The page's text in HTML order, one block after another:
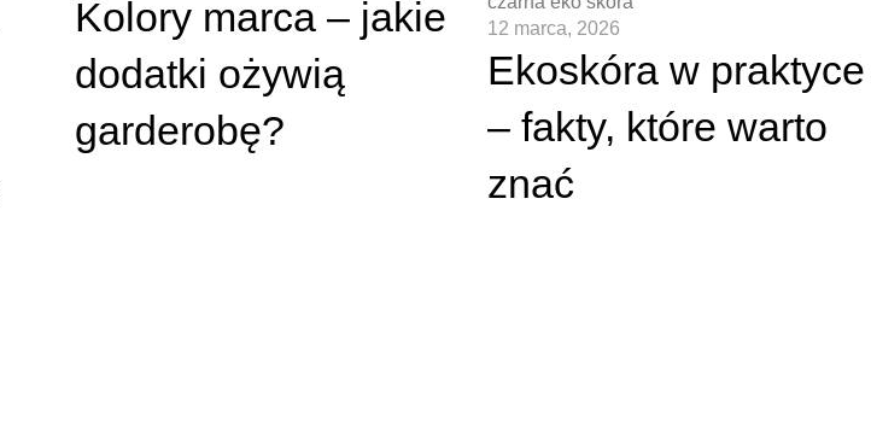
Kolory marca – jakie
dodatki ożywią
garderobę?
12 marca, 2026
Ekoskóra w praktyce
– fakty, które warto
znać